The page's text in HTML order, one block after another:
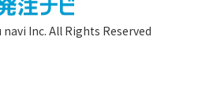
Inc. All Rights Reserved